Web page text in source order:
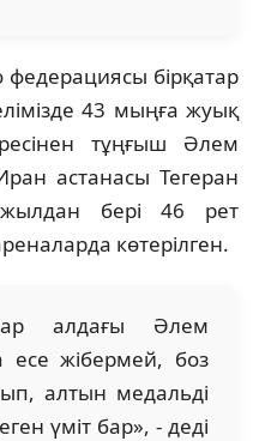
бірқатар
43 мыңға жуық
тұңғыш Әлем
астанасы Тегеран
бері 46 рет
көтерілген.
алдағы Әлем
жібермей, боз
алтын медальді
үміт бар», - деді